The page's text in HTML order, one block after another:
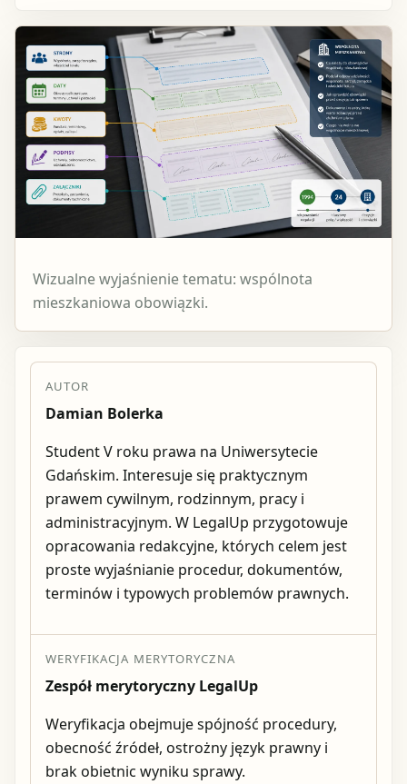
Wizualne wyjaśnienie tematu: wspólnota
mieszkaniowa obowiązki.
AUTOR
Damian Bolerka
Student V roku prawa na Uniwersytecie
Gdańskim. Interesuje się praktycznym
prawem cywilnym, rodzinnym, pracy i
administracyjnym. W LegalUp przygotowuje
opracowania redakcyjne, których celem jest
proste wyjaśnianie procedur, dokumentów,
terminów i typowych problemów prawnych.
WERYFIKACJA MERYTORYCZNA
Zespół merytoryczny LegalUp
Weryfikacja obejmuje spójność procedury,
obecność źródeł, ostrożny język prawny i
brak obietnic wyniku sprawy.